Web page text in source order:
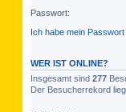
Passwort:
Ich habe mein
WER IST ONLINE?
Insgesamt sind 277
Der Besucherrekord